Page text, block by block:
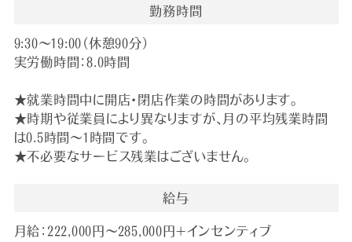
勤務時間
9:30～19:00（休憩90分）
実労働時間：8.0時間
★就業時間中に開店・閉店作業の時間があります。
★時期や従業員により異なりますが、月の平均残業時間
は0.5時間～1時間です。
★不必要なサービス残業はございません。
給与
月給：222,000円～285,000円＋インセンティブ